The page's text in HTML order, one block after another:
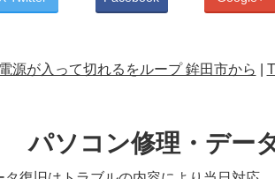
源が入って切れるをループ 鉾田市から
パソコン修理・デー